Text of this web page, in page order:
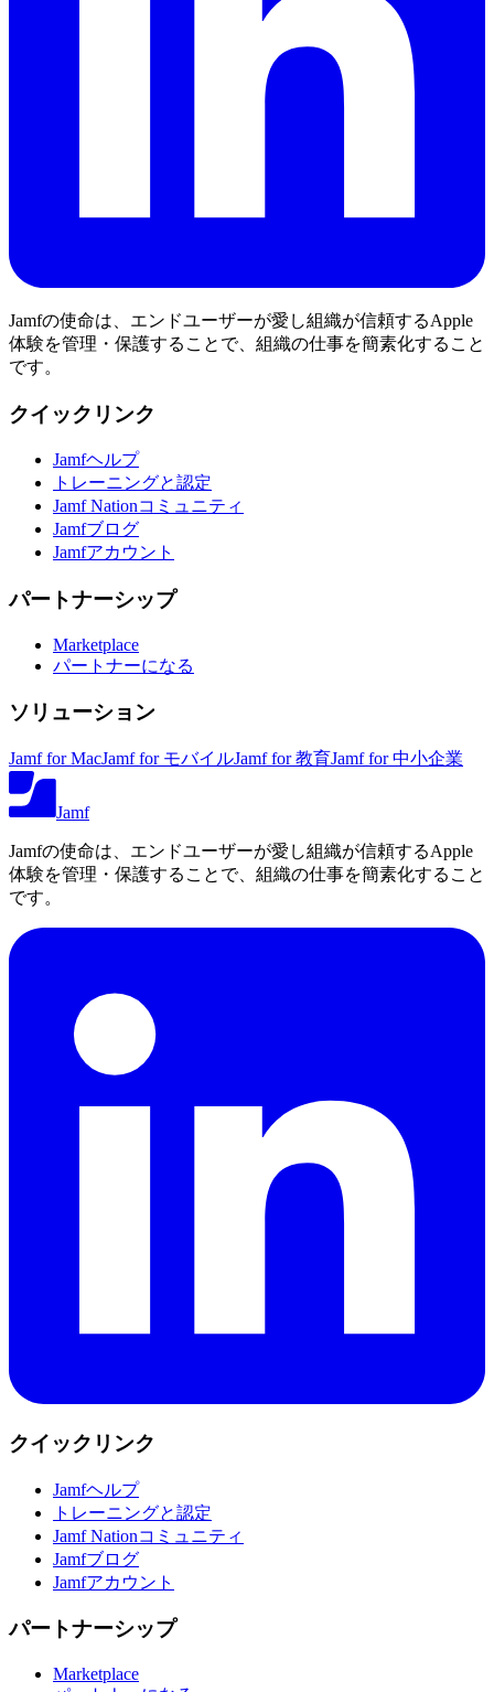
Jamfの使命は、エンドユーザーが愛し組織が信頼するApple
体験を管理・保護することで、組織の仕事を簡素化すること
です。
クイックリンク
Jamfヘルプ
トレーニングと認定
Jamf Nationコミュニティ
Jamfブログ
Jamfアカウント
パートナーシップ
Marketplace
パートナーになる
ソリューション
Jamf for MacJamf for モバイルJamf for 教育Jamf for 中小企業
Jamf
Jamfの使命は、エンドユーザーが愛し組織が信頼するApple
体験を管理・保護することで、組織の仕事を簡素化すること
です。
クイックリンク
Jamfヘルプ
トレーニングと認定
Jamf Nationコミュニティ
Jamfブログ
Jamfアカウント
パートナーシップ
Marketplace